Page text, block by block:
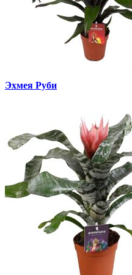
Эхмея Руби